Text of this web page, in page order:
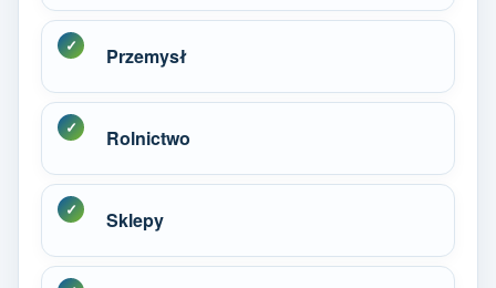
Przemysł
Rolnictwo
Sklepy